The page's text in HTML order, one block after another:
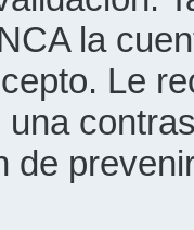
la
Le
una
de